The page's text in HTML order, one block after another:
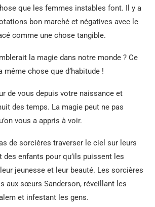
que les femmes instables font. Il y a
bon marché et négatives avec le
comme une chose tangible.
la magie dans notre monde ? Ce
même chose que d’habitude !
de vous depuis votre naissance et
des temps. La magie peut ne pas
vous a appris à voir.
de sorcières traverser le ciel sur leurs
des enfants pour qu’ils puissent les
jeunesse et leur beauté. Les sorcières
aux sœurs Sanderson, réveillant les
et infestant les gens.